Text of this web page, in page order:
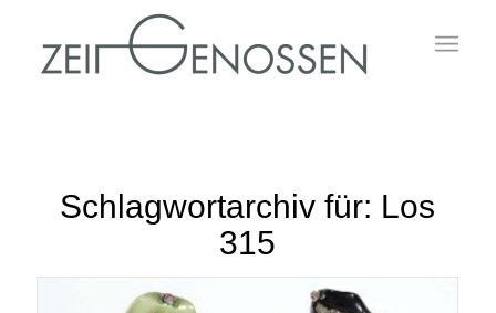
Schlagwortarchiv für: Los
315